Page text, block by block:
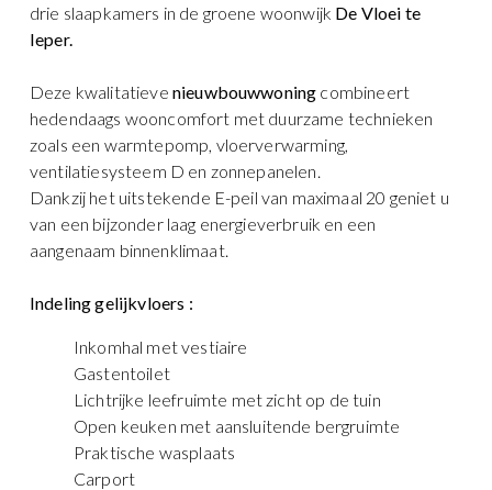
drie slaapkamers in de groene woonwijk De Vloei te
Ieper.
Deze kwalitatieve nieuwbouwwoning combineert
hedendaags wooncomfort met duurzame technieken
zoals een warmtepomp, vloerverwarming,
ventilatiesysteem D en zonnepanelen.
Dankzij het uitstekende E-peil van maximaal 20 geniet u
van een bijzonder laag energieverbruik en een
aangenaam binnenklimaat.
Indeling gelijkvloers :
Inkomhal met vestiaire
Gastentoilet
Lichtrijke leefruimte met zicht op de tuin
Open keuken met aansluitende bergruimte
Praktische wasplaats
Carport